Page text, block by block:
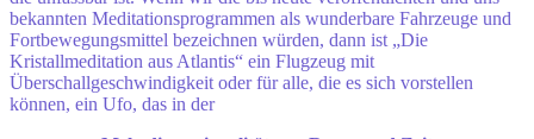
bekannten Meditationsprogrammen als wunderbare Fahrzeuge und
Fortbewegungsmittel bezeichnen würden, dann ist „Die
Kristallmeditation aus Atlantis“ ein Flugzeug mit
Überschallgeschwindigkeit oder für alle, die es sich vorstellen
können, ein Ufo, das in der